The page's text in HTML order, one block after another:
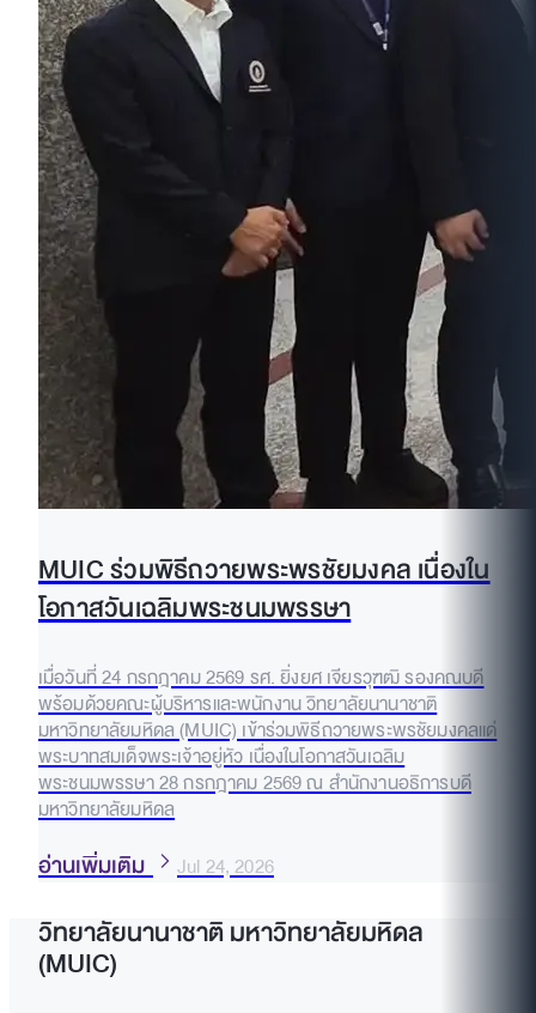
MUIC ร่วมพิธีถวายพระพรชัยมงคล เนื่องใน
โอกาสวันเฉลิมพระชนมพรรษา
เมื่อวันที่ 24 กรกฎาคม 2569 รศ. ยิ่งยศ เจียรวุฑฒิ รองคณบดี
พร้อมด้วยคณะผู้บริหารและพนักงาน วิทยาลัยนานาชาติ
มหาวิทยาลัยมหิดล (MUIC) เข้าร่วมพิธีถวายพระพรชัยมงคลแด่
พระบาทสมเด็จพระเจ้าอยู่หัว เนื่องในโอกาสวันเฉลิม
พระชนมพรรษา 28 กรกฎาคม 2569 ณ สำนักงานอธิการบดี
มหาวิทยาลัยมหิดล
อ่านเพิ่มเติม Jul 24, 2026
วิทยาลัยนานาชาติ มหาวิทยาลัยมหิดล
(MUIC)